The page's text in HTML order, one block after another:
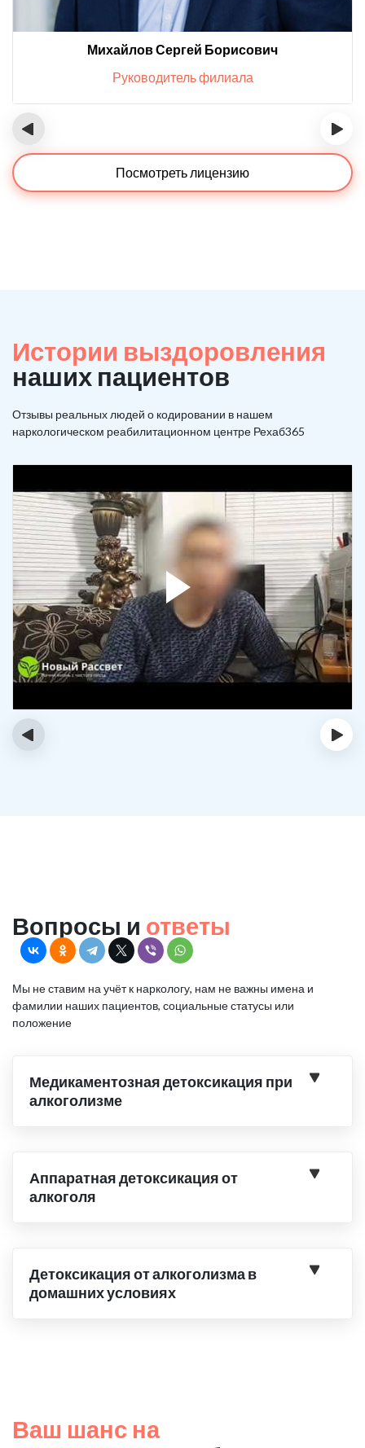
Михайлов Сергей Борисович
Руководитель филиала
‹ ›
Посмотреть лицензию
Истории выздоровления
наших пациентов
Отзывы реальных людей о кодировании в нашем
наркологическом реабилитационном центре Рехаб365
‹ ›
Вопросы и ответы
Мы не ставим на учёт к наркологу, нам не важны имена и
фамилии наших пациентов, социальные статусы или
положение
Медикаментозная детоксикация при
алкоголизме
Аппаратная детоксикация от
алкоголя
Детоксикация от алкоголизма в
домашних условиях
Ваш шанс на